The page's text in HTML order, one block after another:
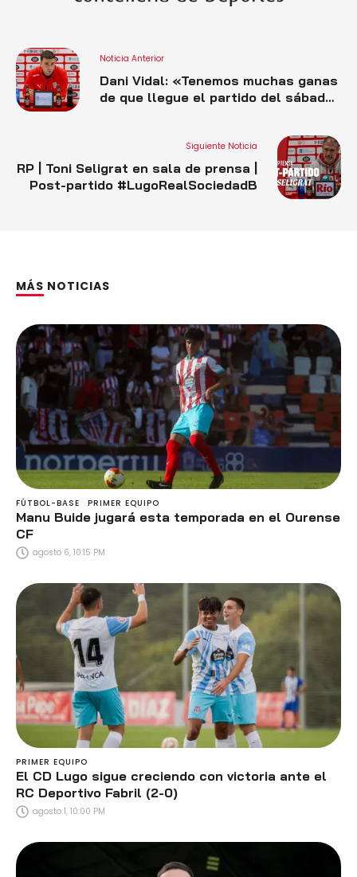
Noticia Anterior
Dani Vidal: «Tenemos muchas ganas
de que llegue el partido del sábado.
a la situación»Siguiente Noticia
RP | Toni Seligrat en sala de prensa |
Post-partido #LugoRealSociedadB
MÁS NOTICIAS
FÚTBOL-BASE PRIMER EQUIPO
Manu Buide jugará esta temporada en el Ourense
CF
agosto 6, 10:15 PM
PRIMER EQUIPO
El CD Lugo sigue creciendo con victoria ante el
RC Deportivo Fabril (2-0)
agosto 1, 10:00 PM